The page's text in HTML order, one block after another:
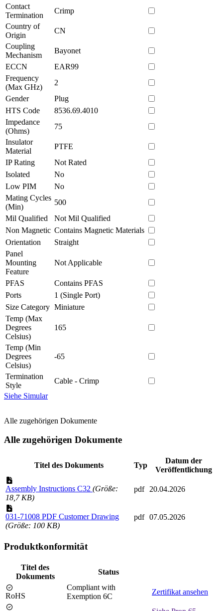
Contact
Termination
Crimp
Country of
Origin
CN
Coupling
Mechanism
Bayonet
ECCN
EAR99
Frequency
(Max GHz)
2
Gender
Plug
HTS Code
8536.69.4010
Impedance
(Ohms)
75
Insulator
Material
PTFE
IP Rating
Not Rated
Isolated
No
Low PIM
No
Mating Cycles
(Min)
500
Mil Qualified
Not Mil Qualified
Non Magnetic Contains Magnetic Materials
Orientation
Straight
Panel
Mounting
Feature
Not Applicable
PFAS
Contains PFAS
Ports
1 (Single Port)
Size Category Miniature
Temp (Max
Degrees
Celsius)
165
Temp (Min
Degrees
Celsius)
-65
Termination
Style
Cable - Crimp
Siehe Simular
Alle zugehörigen Dokumente
Alle zugehörigen Dokumente
Titel des Dokuments Typ
Datum der
Veröffentlichung
Assembly Instructions C32 (Größe:
18,7 KB)
pdf 20.04.2026
031-71008 PDF Customer Drawing
(Größe: 100 KB)
pdf 07.05.2026
Produktkonformität
Titel des
Dokuments
Status
RoHS
Compliant with
Exemption 6C
Zertifikat ansehen